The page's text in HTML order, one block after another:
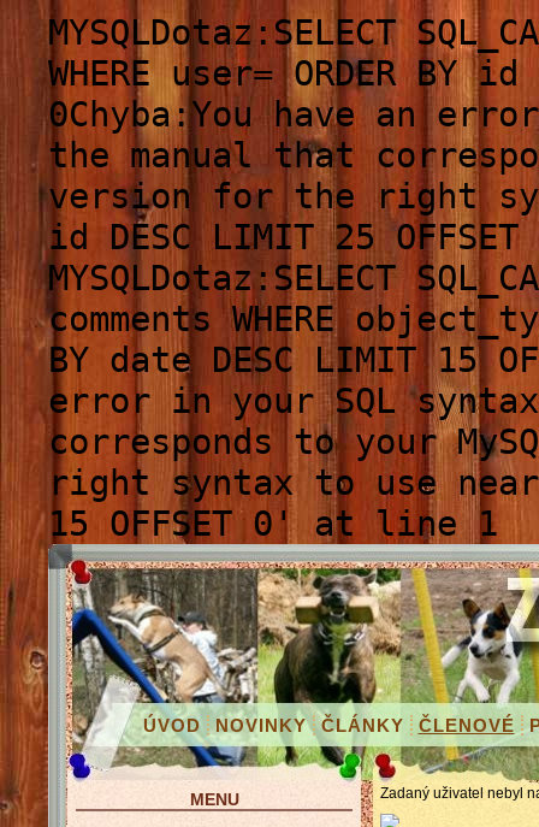
MYSQLDotaz:SELECT
WHERE user= ORDER BY
0Chyba:You have an
the manual that
version for the right
id DESC LIMIT 25
MYSQLDotaz:SELECT
comments WHERE
BY date DESC LIMIT 15
error in your SQL
corresponds to your
right syntax to use near
15 OFFSET 0' at line 1
ÚVOD NOVINKY ČLÁNKY ČLENOVÉ
Zadaný uživatel nebyl
MENU